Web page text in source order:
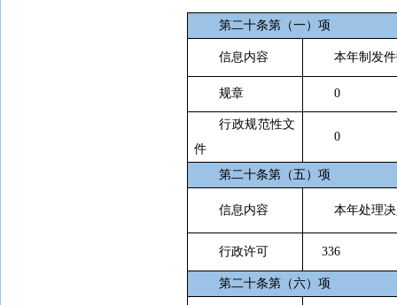
第二十条第（一）项
信息内容 本年制发件
规章 0
行政规范性文
件
0
第二十条第（五）项
信息内容 本年处理决
行政许可 336
第二十条第（六）项